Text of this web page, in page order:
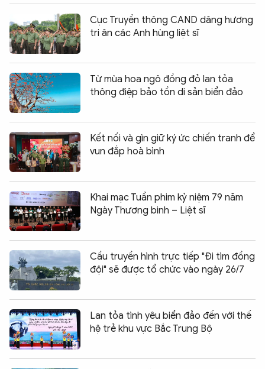
Cục Truyền thông CAND dâng hương
tri ân các Anh hùng liệt sĩ
Từ mùa hoa ngô đồng đỏ lan tỏa
thông điệp bảo tồn di sản biển đảo
Kết nối và gìn giữ ký ức chiến tranh để
vun đắp hoà bình
Khai mạc Tuần phim kỷ niệm 79 năm
Ngày Thương binh – Liệt sĩ
Cầu truyền hình trực tiếp "Đi tìm đồng
đội" sẽ được tổ chức vào ngày 26/7
Lan tỏa tình yêu biển đảo đến với thế
hệ trẻ khu vực Bắc Trung Bộ